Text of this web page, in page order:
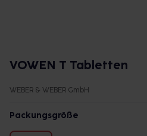
VOWEN T Tabletten
WEBER & WEBER GmbH
Packungsgröße